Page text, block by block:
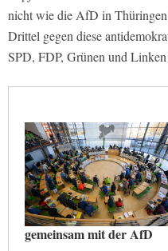
nicht wie die AfD in
Drittel gegen diese
SPD, FDP, Grünen und
gemeinsam mit der AfD